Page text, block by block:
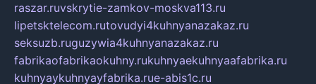
raszar.ruvskrytie-zamkov-moskva113.ru
lipetsktelecom.rutovudyi4kuhnyanazakaz.ru
seksuzb.ruguzywia4kuhnyanazakaz.ru
fabrikaofabrikaokuhny.rukuhnyaekuhnyaafabrika.ru
kuhnyaykuhnyayfabrika.rue-abis1c.ru